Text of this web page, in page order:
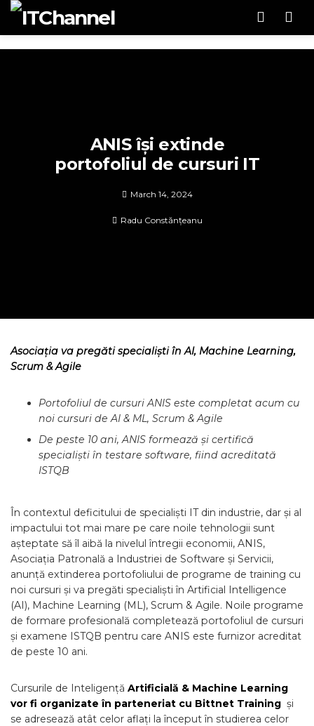
ANIS își extinde
portofoliul de cursuri IT
March 14, 2024
Radu Constănțeanu
Asociația va pregăti specialiști în AI, Machine Learning,
Scrum & Agile
Portofoliul de cursuri ANIS este completat acum cu
noi cursuri de AI & ML, Scrum & Agile
De peste 10 ani, ANIS formează și certifică
specialiști în testare software, fiind acreditată
ISTQB
În contextul deficitului de specialiști IT din industrie, dar și al
impactului tot mai mare pe care noile tehnologii sunt
așteptate să îl aibă la nivelul întregii economii, ANIS,
Asociația Patronală a Industriei de Software și Servicii,
anunță extinderea portofoliului de programe de training cu
noi cursuri și va pregăti specialiști în Artificial Intelligence
(AI), Machine Learning (ML), Scrum & Agile. Noile programe
de formare profesională completează portofoliul de cursuri
și examene ISTQB pentru care ANIS este furnizor acreditat
de peste 10 ani.
Cursurile de Inteligență Artificială & Machine Learning
vor fi organizate în parteneriat cu Bittnet Training și
se adresează atât celor aflați la început în studierea celor